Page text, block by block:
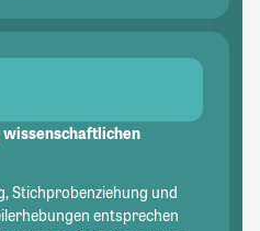
wissenschaftlichen
Stichprobenziehung und
entsprechen